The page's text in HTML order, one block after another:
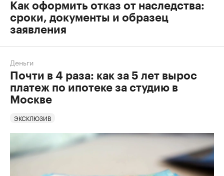
Как оформить отказ от наследства:
сроки, документы и образец
заявления
Деньги
Почти в 4 раза: как за 5 лет вырос
платеж по ипотеке за студию в
Москве
ЭКСКЛЮЗИВ